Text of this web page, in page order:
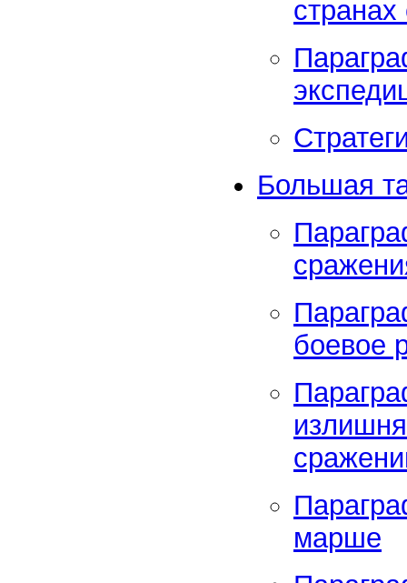
странах
Большая
боевое
марше